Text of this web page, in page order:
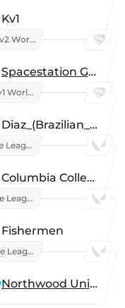
Kv1
RLCS 2026 - 2v2 World Championship
Spacestation Gaming
RLCS 2026 - 1v1 World Championship
Diaz_(Brazilian_Player)
PlayVS College League 2025: Fall
Columbia College
PlayVS College League 2025: Fall
Fishermen
PlayVS College League 2025: Fall
Northwood University